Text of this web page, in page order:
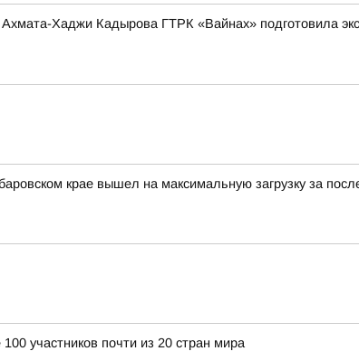
Хаджи Кадырова ГТРК «Вайнах» подготовила
крае вышел на максимальную загрузку за
участников почти из 20 стран мира